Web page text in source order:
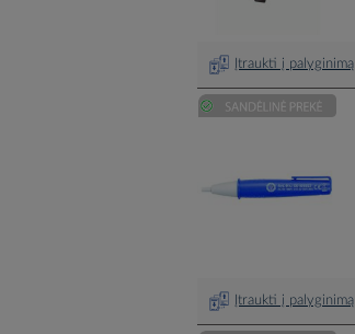
Įtraukti į palyginimą
Įtraukti į palyginimą